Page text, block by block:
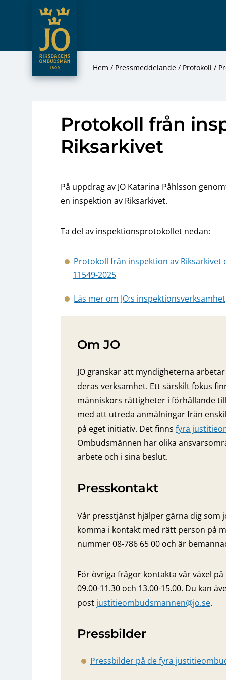
Hoppa till innehåll
JO – Riksdagens Ombudsmän
Hem Pressmeddelande Protokoll
Protokoll från
Riksarkivet
På uppdrag av JO Katarina Påhlsson
en inspektion av Riksarkivet.
Ta del av inspektionsprotokollet nedan:
Protokoll från inspektion av Riksarkivet
11549-2025
Läs mer om JO:s inspektionsverksamhet
Om JO
JO granskar att myndigheterna
deras verksamhet. Ett särskilt fokus
människors rättigheter i förhållande
med att utreda anmälningar från
på eget initiativ. Det finns fyra
Ombudsmännen har olika
arbete och i sina beslut.
Presskontakt
Vår presstjänst hjälper gärna dig
komma i kontakt med rätt person på
nummer 08-786 65 00 och är
För övriga frågor kontakta vår växel
09.00-11.30 och 13.00-15.00. Du kan
post justitieombudsmannen@jo.se.
Pressbilder
Pressbilder på de fyra